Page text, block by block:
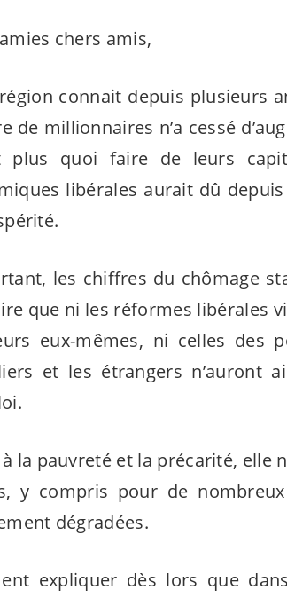
chers amis,
connait depuis plusieurs
de millionnaires n’a cessé
plus quoi faire de leurs
libérales aurait dû
les chiffres du chômage
que ni les réformes libérales
eux-mêmes, ni celles
et les étrangers n’auront
la pauvreté et la précarité, elle
y compris pour de
dégradées.
expliquer dès lors que